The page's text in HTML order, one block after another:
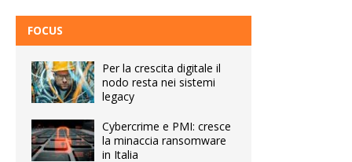
FOCUS
Per la crescita digitale il
nodo resta nei sistemi
legacy
Cybercrime e PMI: cresce
la minaccia ransomware
in Italia